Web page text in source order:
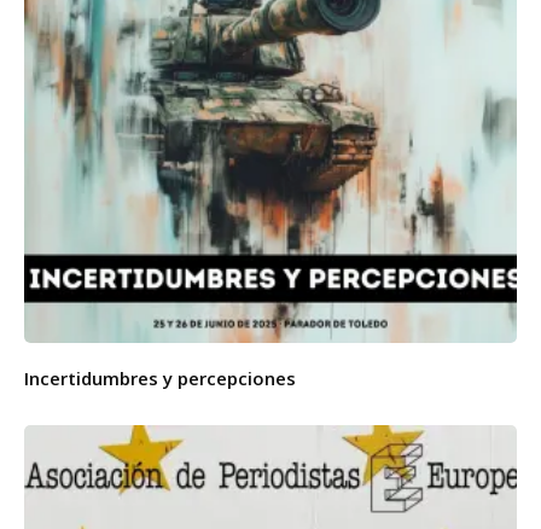
Incertidumbres y percepciones